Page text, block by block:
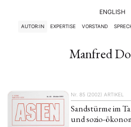
ENGLISH
AUTOR:IN EXPERTISE VORSTAND
Manfred
Nr. 85 (2002) ARTIKEL
Sandstürme im
und sozio-